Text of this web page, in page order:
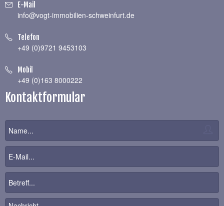
E-Mail
info@vogt-immobilien-schweinfurt.de
Telefon
+49 (0)9721 9453103
Mobil
+49 (0)163 8000222
Kontaktformular